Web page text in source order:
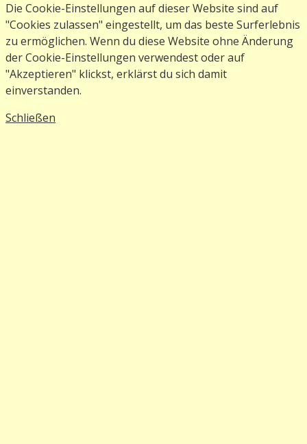
Die Cookie-Einstellungen auf dieser Website sind auf
"Cookies zulassen" eingestellt, um das beste Surferlebnis
zu ermöglichen. Wenn du diese Website ohne Änderung
der Cookie-Einstellungen verwendest oder auf
"Akzeptieren" klickst, erklärst du sich damit
einverstanden.
Schließen